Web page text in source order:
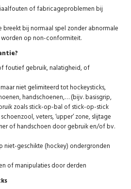
of fabricageproblemen bij
breekt bij normaal spel zonder abnormale
op non-conformiteit.
foutief gebruik, nalatigheid, of
niet gelimiteerd tot hockeysticks,
handschoenen,… (bijv. basisgrip,
zoals stick-op-bal of stick-op-stick
veters, ‘upper’ zone, slijtage
of handschoen door gebruik en/of bv.
niet-geschikte (hockey) ondergronden
of manipulaties door derden